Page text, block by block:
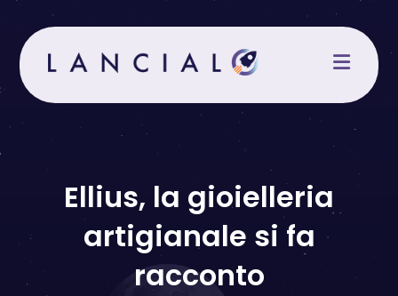
contenuto
Ellius, la gioielleria
artigianale si fa
racconto